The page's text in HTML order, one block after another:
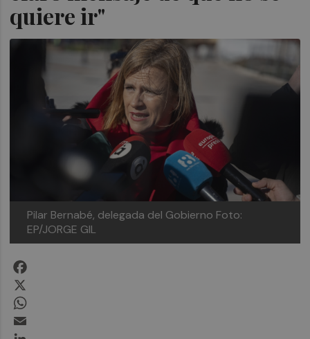
quiere ir"
Pilar Bernabé, delegada del Gobierno Foto:
EP/JORGE GIL